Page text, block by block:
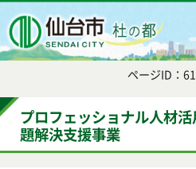
ページID：
プロフェッショナル人材
題解決支援事業